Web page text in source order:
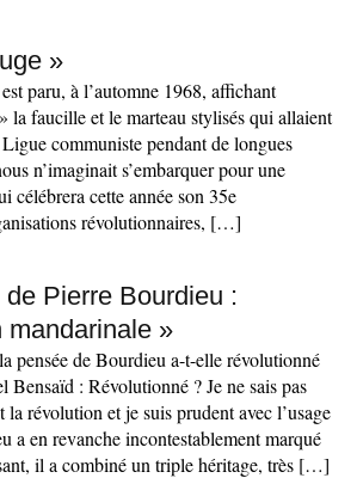
»
paru, à l’automne 1968, affichant
la faucille et le marteau stylisés qui allaient
communiste pendant de longues
n’imaginait s’embarquer pour une
célébrera cette année son 35e
révolutionnaires, […]
Pierre Bourdieu :
mandarinale »
pensée de Bourdieu a-t-elle révolutionné
Bensaïd : Révolutionné ? Je ne sais pas
la révolution et je suis prudent avec l’usage
a en revanche incontestablement marqué
il a combiné un triple héritage, très […]